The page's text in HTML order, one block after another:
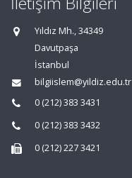
Yıldız Mh., 34349
Davutpaşa
İstanbul
bilgiislem@yildiz.edu.tr
0 (212) 383 3431
0 (212) 383 3432
0 (212) 227 3421